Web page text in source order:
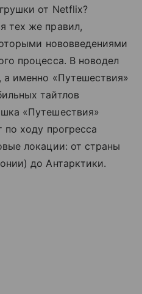
от Netflix?
тех же правил,
нововведениями
процесса. В новодел
именно «Путешествия»
тайтлов
«Путешествия»
по ходу прогресса
локации: от страны
до Антарктики.